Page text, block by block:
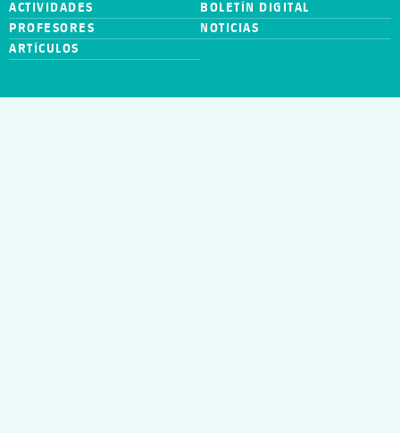
ACTIVIDADES
BOLETÍN DIGITAL
PROFESORES
NOTICIAS
ARTÍCULOS